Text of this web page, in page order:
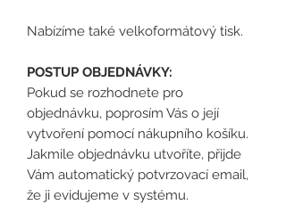
Nabízíme také velkoformátový tisk.
POSTUP OBJEDNÁVKY:
Pokud se rozhodnete pro
objednávku, poprosím Vás o její
vytvoření pomocí nákupního košíku.
Jakmile objednávku utvoříte, přijde
Vám automatický potvrzovací email,
že ji evidujeme v systému.